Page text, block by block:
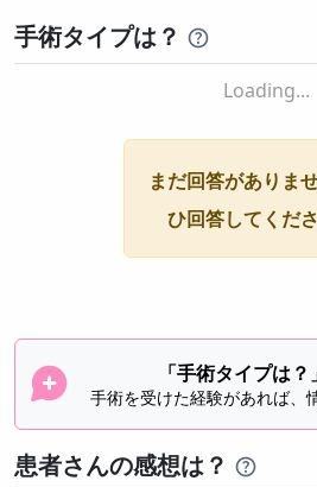
手術タイプは？
Loading...
「手術タイプは
手術を受けた経験があれば、
まだ回答がありま
ひ回答してくださ
患者さんの感想は？